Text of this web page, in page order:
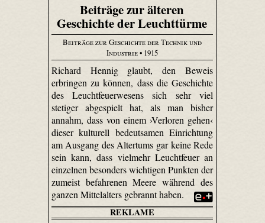
Beiträge zur älteren
Geschichte der Leuchttürme
Beiträge zur Geschichte der Technik und
Industrie• 1915
Richard Hennig glaubt, den Beweis
erbringen zu können, dass die Geschichte
des Leuchtfeuerwesens sich sehr viel
stetiger abgespielt hat, als man bisher
annahm, dass von einem ›Verloren gehen‹
dieser kulturell bedeutsamen Einrichtung
am Ausgang des Altertums gar keine Rede
sein kann, dass vielmehr Leuchtfeuer an
einzelnen besonders wichtigen Punkten der
zumeist befahrenen Meere während des
ganzen Mittelalters gebrannt haben.
REKLAME